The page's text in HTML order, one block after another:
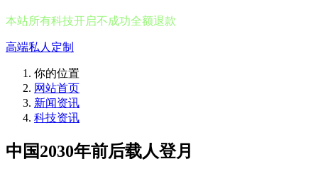
本站所有科技开启不成功全额退款
高端私人定制
你的位置
网站首页
新闻资讯
科技资讯
中国2030年前后载人登月